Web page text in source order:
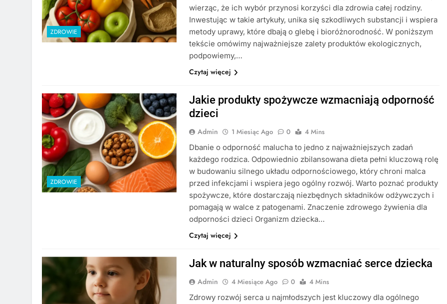
ZDROWIE
wierząc, że ich wybór przynosi korzyści dla zdrowia całej rodziny.
Inwestując w takie artykuły, unika się szkodliwych substancji i wspiera
metody uprawy, które dbają o glebę i bioróżnorodność. W poniższym
tekście omówimy najważniejsze zalety produktów ekologicznych,
podpowiemy,…
Czytaj więcej
ZDROWIE
Jakie produkty spożywcze wzmacniają odporność
dzieci
Admin 1 Miesiąc Ago 0
4 Mins
Dbanie o odporność malucha to jedno z najważniejszych zadań
każdego rodzica. Odpowiednio zbilansowana dieta pełni kluczową rolę
w budowaniu silnego układu odpornościowego, który chroni malca
przed infekcjami i wspiera jego ogólny rozwój. Warto poznać produkty
spożywcze, które dostarczają niezbędnych składników odżywczych i
pomagają w walce z patogenami. Znaczenie zdrowego żywienia dla
odporności dzieci Organizm dziecka…
Czytaj więcej
Jak w naturalny sposób wzmacniać serce dziecka
Admin 4 Miesiące Ago 0
4 Mins
Zdrowy rozwój serca u najmłodszych jest kluczowy dla ogólnego